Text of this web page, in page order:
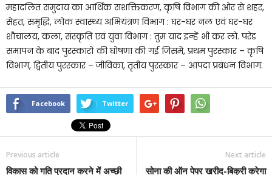
महादलित समुदाय का आर्थिक सशक्तिकरण, कृषि विभाग की ओर से शहर,
सेहत, समृद्धि, लोक स्वास्थ्य अभियंत्रण विभाग : घर-घर नल एवं घर-घर
शौचालय, कला, संस्कृति एवं युवा विभाग : तुम याद इन्हें भी कर लो. परेड
समापन के बाद पुरस्कारों की घोषणा की गई जिसमें, प्रथम पुरस्कार – कृषि
विभाग, द्वितीय पुरस्कार – जीविका, तृतीय पुरस्कार – आपदा प्रबंधन विभाग.
Facebook Twitter
Previous article
विकास को गति प्रदान करने में अच्छी
Next article
सोना की ऑन पेपर खरीद-बिक्री करेगा